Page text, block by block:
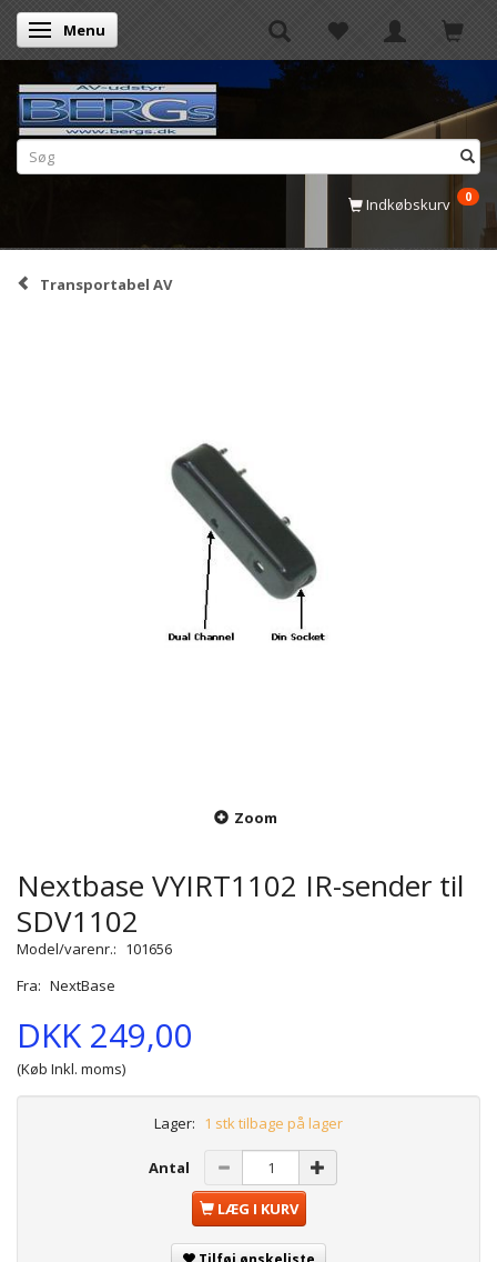
Skifte navigation
Menu
Indkøbskurv 0
Transportabel AV
Zoom
Nextbase VYIRT1102 IR-sender til
SDV1102
Model/varenr.: 101656
Fra: NextBase
DKK 249,00
(Køb Inkl. moms)
Lager: 1 stk tilbage på lager
Antal
LÆG I KURV